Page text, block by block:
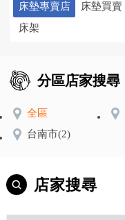
床墊專賣店
床墊買賣
床架
分區店家搜尋
全區
台南市(2)
店家搜尋